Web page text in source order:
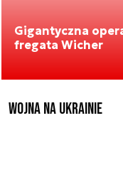
Gigantyczna
fregata Wicher
Wojna na Ukrainie